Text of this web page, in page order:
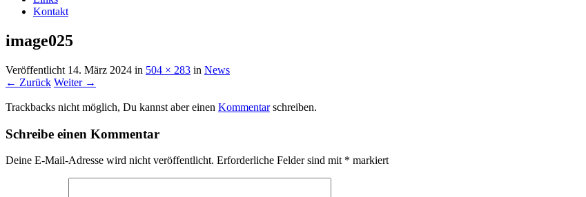
Kontakt
image025
Veröffentlicht 14. März 2024 in 504 × 283 in News
← Zurück Weiter →
Trackbacks nicht möglich, Du kannst aber einen Kommentarschreiben.
Schreibe einen Kommentar
Deine E-Mail-Adresse wird nicht veröffentlicht. Erforderliche Felder sind mit * markiert